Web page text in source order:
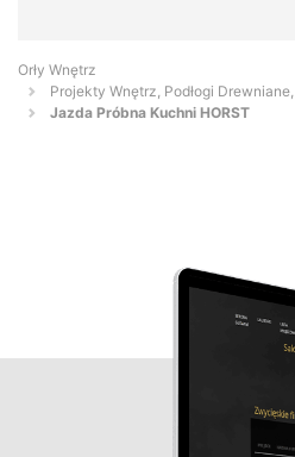
Orły Wnętrz
Projekty Wnętrz, Podłogi
Jazda Próbna Kuchni HORST